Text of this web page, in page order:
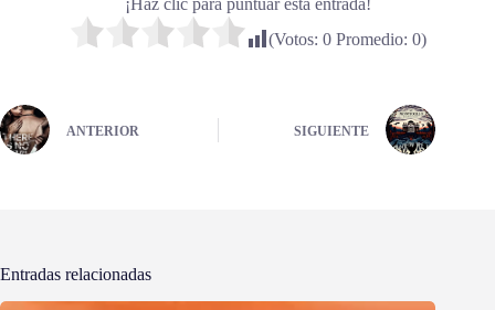
¡Haz clic para puntuar esta entrada!
(Votos: 0Promedio: 0)
ANTERIOR SIGUIENTE
Entradas relacionadas